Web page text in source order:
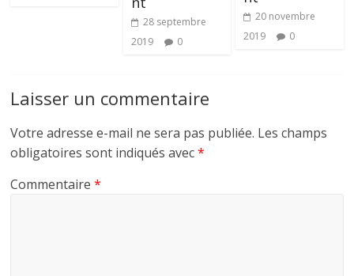
28 septembre
2019
0
20 novembre
2019
0
Laisser un commentaire
Votre adresse e-mail ne sera pas publiée. Les champs
obligatoires sont indiqués avec*
Commentaire*